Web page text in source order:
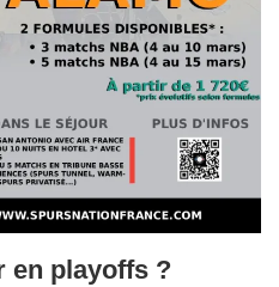
en playoffs ?